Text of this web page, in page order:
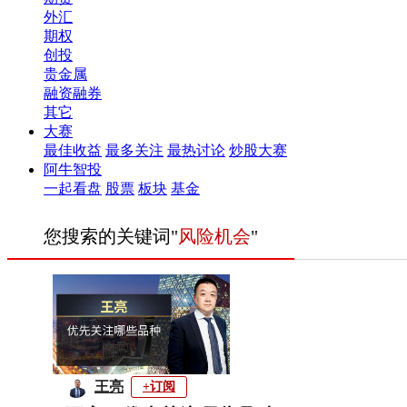
外汇
期权
创投
贵金属
融资融券
其它
大赛
最佳收益 最多关注 最热讨论 炒股大赛
阿牛智投
一起看盘 股票 板块 基金
您搜索的关键词"风险机会"
王亮 +订阅